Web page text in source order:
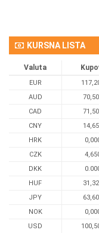
KURSNA LISTA
Valuta
EUR
AUD
CAD
CNY
HRK
CZK
DKK
HUF
JPY
NOK
USD